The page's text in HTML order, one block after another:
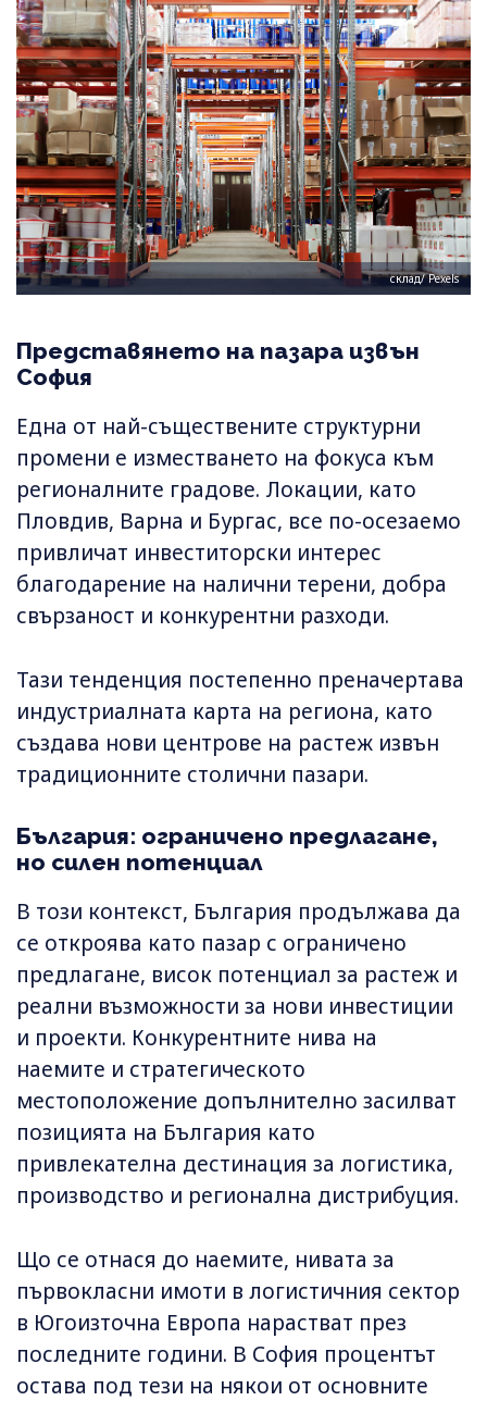
склад/ Pexels
Представянето на пазара извън
София
Една от най-съществените структурни
промени е изместването на фокуса към
регионалните градове. Локации, като
Пловдив, Варна и Бургас, все по-осезаемо
привличат инвеститорски интерес
благодарение на налични терени, добра
свързаност и конкурентни разходи.
Тази тенденция постепенно преначертава
индустриалната карта на региона, като
създава нови центрове на растеж извън
традиционните столични пазари.
България: ограничено предлагане,
но силен потенциал
В този контекст, България продължава да
се откроява като пазар с ограничено
предлагане, висок потенциал за растеж и
реални възможности за нови инвестиции
и проекти. Конкурентните нива на
наемите и стратегическото
местоположение допълнително засилват
позицията на България като
привлекателна дестинация за логистика,
производство и регионална дистрибуция.
Що се отнася до наемите, нивата за
първокласни имоти в логистичния сектор
в Югоизточна Европа нарастват през
последните години. В София процентът
остава под тези на някои от основните